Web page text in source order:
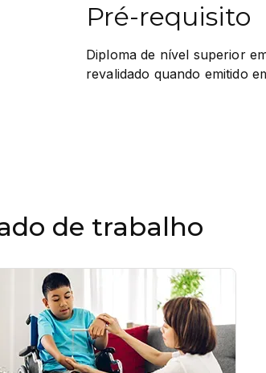
Pré-requisito
Diploma de nível superior
revalidado quando emitido
de trabalho